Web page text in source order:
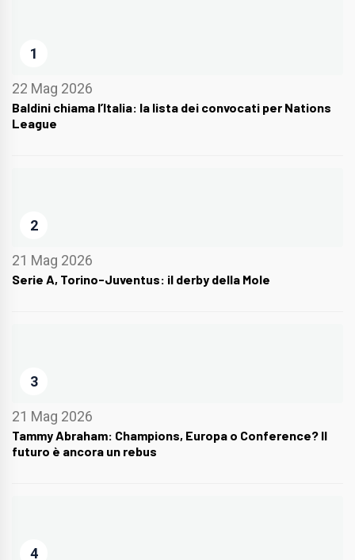
1
22 Mag 2026
Baldini chiama l’Italia: la lista dei convocati per Nations
League
2
21 Mag 2026
Serie A, Torino-Juventus: il derby della Mole
3
21 Mag 2026
Tammy Abraham: Champions, Europa o Conference? Il
futuro è ancora un rebus
4